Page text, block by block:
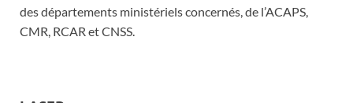
des départements ministériels concernés, de l’ACAPS,
CMR, RCAR et CNSS.